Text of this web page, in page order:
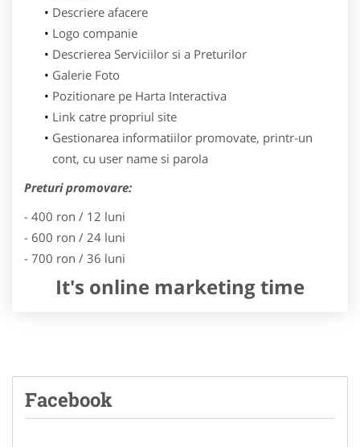
Descriere afacere
Logo companie
Descrierea Serviciilor si a Preturilor
Galerie Foto
Pozitionare pe Harta Interactiva
Link catre propriul site
Gestionarea informatiilor promovate, printr-un
cont, cu user name si parola
Preturi promovare:
- 400 ron / 12 luni
- 600 ron / 24 luni
- 700 ron / 36 luni
It's online marketing time
Facebook